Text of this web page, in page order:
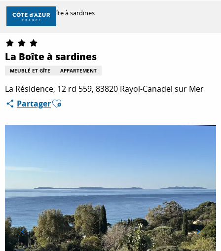
Aller
contenu
principal
DÉCOUVRIR
À FAIRE
SÉJOURNER
Accueil La Boîte à sardines
La Boîte à sardines
MEUBLÉ ET GÎTE APPARTEMENT
La Résidence, 12 rd 559, 83820 Rayol-Canadel sur Mer
PartagerAjouter aux favoris